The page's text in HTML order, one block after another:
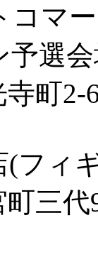
マ
予選
町2-
(フィ
三代